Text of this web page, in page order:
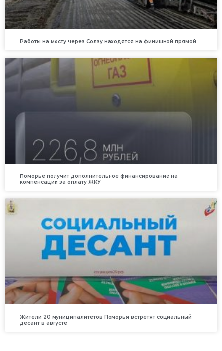
Работы на мосту через Солзу находятся на финишной прямой
Поморье получит дополнительное финансирование на
компенсации за оплату ЖКУ
Жители 20 муниципалитетов Поморья встретят социальный
десант в августе